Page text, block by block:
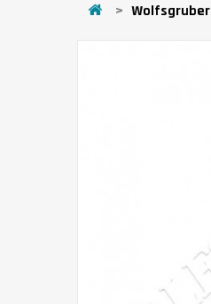
> Wolfsgruber